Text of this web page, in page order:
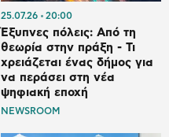
25.07.26 20:00
Έξυπνες πόλεις: Από τη
θεωρία στην πράξη - Τι
χρειάζεται ένας δήμος για
να περάσει στη νέα
ψηφιακή εποχή
NEWSROOM